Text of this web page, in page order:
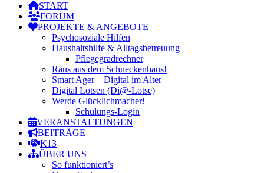
START
FORUM
PROJEKTE & ANGEBOTE
Psychosoziale Hilfen
Haushaltshilfe & Alltagsbetreuung
Pflegegradrechner
Raus aus dem Schneckenhaus!
Smart Ager – Digital im Alter
Digital Lotsen (Di@-Lotse)
Werde Glücklichmacher!
Schulungs-Login
VERANSTALTUNGEN
BEITRÄGE
K13
ÜBER UNS
So funktioniert’s